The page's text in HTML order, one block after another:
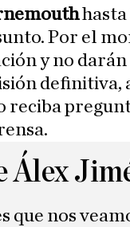
hasta
Por el
y no
definitiva,
Álex
que nos